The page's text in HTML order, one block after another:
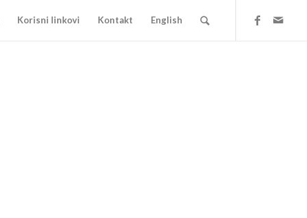
Korisni linkovi Kontakt English